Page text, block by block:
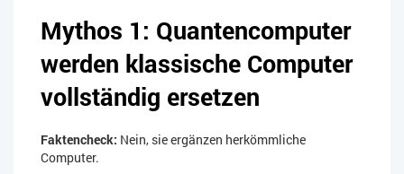
Mythos 1: Quantencomputer
werden klassische Computer
vollständig ersetzen
Faktencheck: Nein, sie ergänzen herkömmliche
Computer.